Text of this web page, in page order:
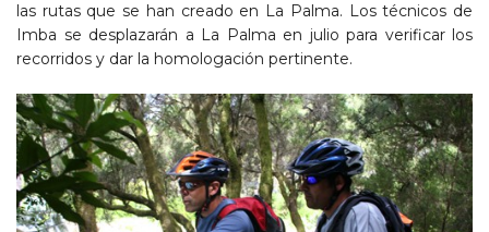
las rutas que se han creado en La Palma. Los técnicos de
Imba se desplazarán a La Palma en julio para verificar los
recorridos y dar la homologación pertinente.